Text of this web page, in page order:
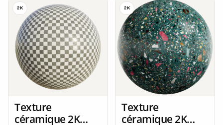
2K
Texture
céramique 2K
2K
Texture
céramique 2K